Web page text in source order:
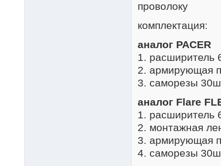
проволоку
комплектация:
аналог PACER
1. расширитель
2. армирующая
3. саморезы
аналог Flare
1. расширитель
2. монтажная
3. армирующая
4. саморезы